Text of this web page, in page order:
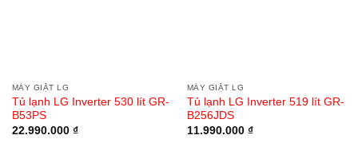
MÁY GIẶT LG
Tủ lạnh LG Inverter 530 lít GR-
B53PS
22.990.000 ₫
MÁY GIẶT LG
Tủ lạnh LG Inverter 519 lít GR-
B256JDS
11.990.000 ₫